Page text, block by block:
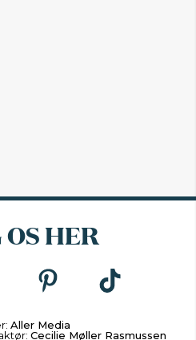
HER
Aller Media
Cecilie Møller Rasmussen